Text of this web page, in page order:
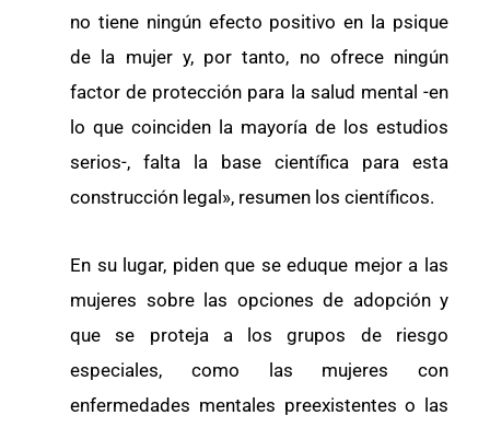
no tiene ningún efecto positivo en la psique
de la mujer y, por tanto, no ofrece ningún
factor de protección para la salud mental -en
lo que coinciden la mayoría de los estudios
serios-, falta la base científica para esta
construcción legal», resumen los científicos.
En su lugar, piden que se eduque mejor a las
mujeres sobre las opciones de adopción y
que se proteja a los grupos de riesgo
especiales, como las mujeres con
enfermedades mentales preexistentes o las